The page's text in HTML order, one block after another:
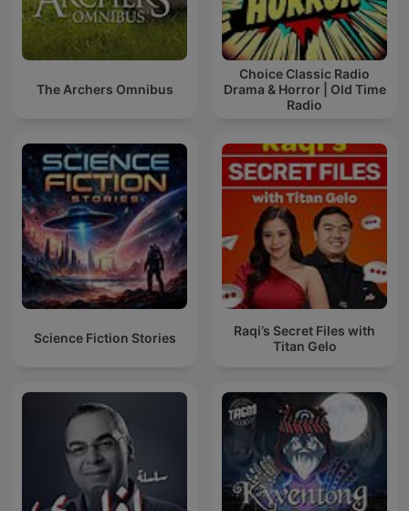
The Archers Omnibus
Choice Classic Radio
Drama & Horror | Old Time
Radio
Science Fiction Stories
Raqi’s Secret Files with
Titan Gelo